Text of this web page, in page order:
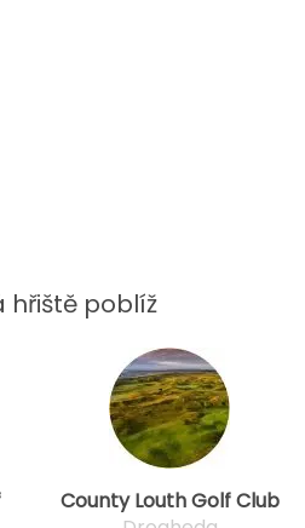
hřiště poblíž
County Louth Golf Club